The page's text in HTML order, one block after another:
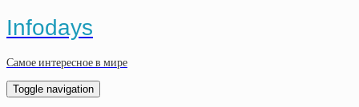
Infodays
Самое интересное в мире
Toggle navigation